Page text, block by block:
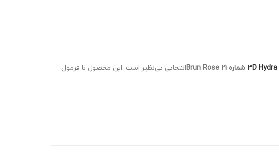
شماره 21 Brun Rose
انتخابی بی‌نظیر است. این محصول با فرمول